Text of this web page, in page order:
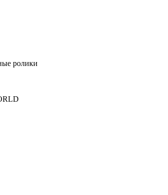
ролики